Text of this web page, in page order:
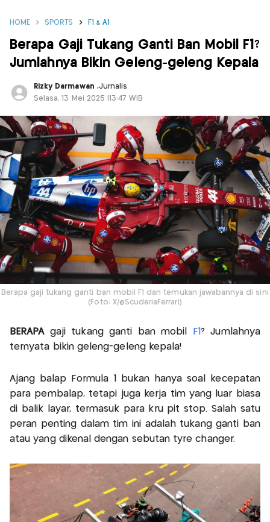
HOME SPORTS F1 & A1
Berapa Gaji Tukang Ganti Ban Mobil F1?
Jumlahnya Bikin Geleng-geleng Kepala
Rizky Darmawan ,Jurnalis
Selasa, 13 Mei 2025 |13:47 WIB
Berapa gaji tukang ganti ban mobil F1 dan temukan jawabannya di sini
(Foto: X/@ScuderiaFerrari)
BERAPA gaji tukang ganti ban mobil F1 ? Jumlahnya
ternyata bikin geleng-geleng kepala!
Ajang balap Formula 1 bukan hanya soal kecepatan
para pembalap, tetapi juga kerja tim yang luar biasa
di balik layar, termasuk para kru pit stop. Salah satu
peran penting dalam tim ini adalah tukang ganti ban
atau yang dikenal dengan sebutan tyre changer.